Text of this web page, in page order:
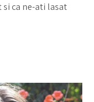
si ca ne-ati lasat